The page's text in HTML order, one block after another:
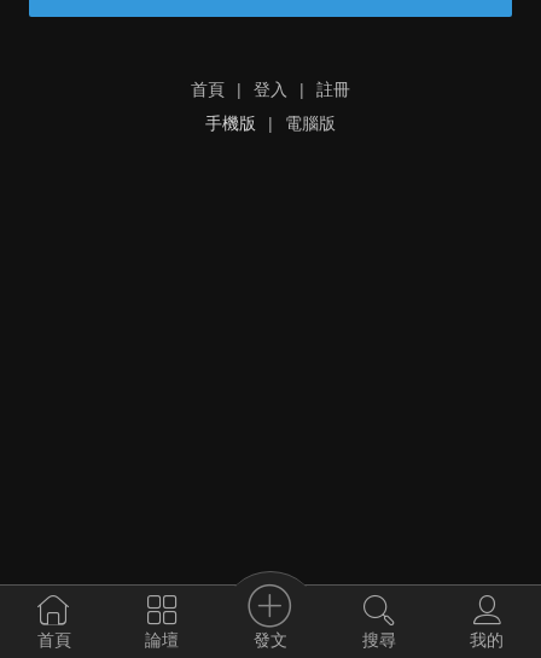
首頁 | 登入 |
註冊
手機版
| 電腦版
首頁 論壇 發文 搜尋 我的